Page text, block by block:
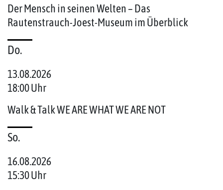
Der Mensch in seinen Welten – Das
Rautenstrauch-Joest-Museum im Überblick
Do.
13.08.2026
18:00 Uhr
Walk & Talk WE ARE WHAT WE ARE NOT
So.
16.08.2026
15:30 Uhr